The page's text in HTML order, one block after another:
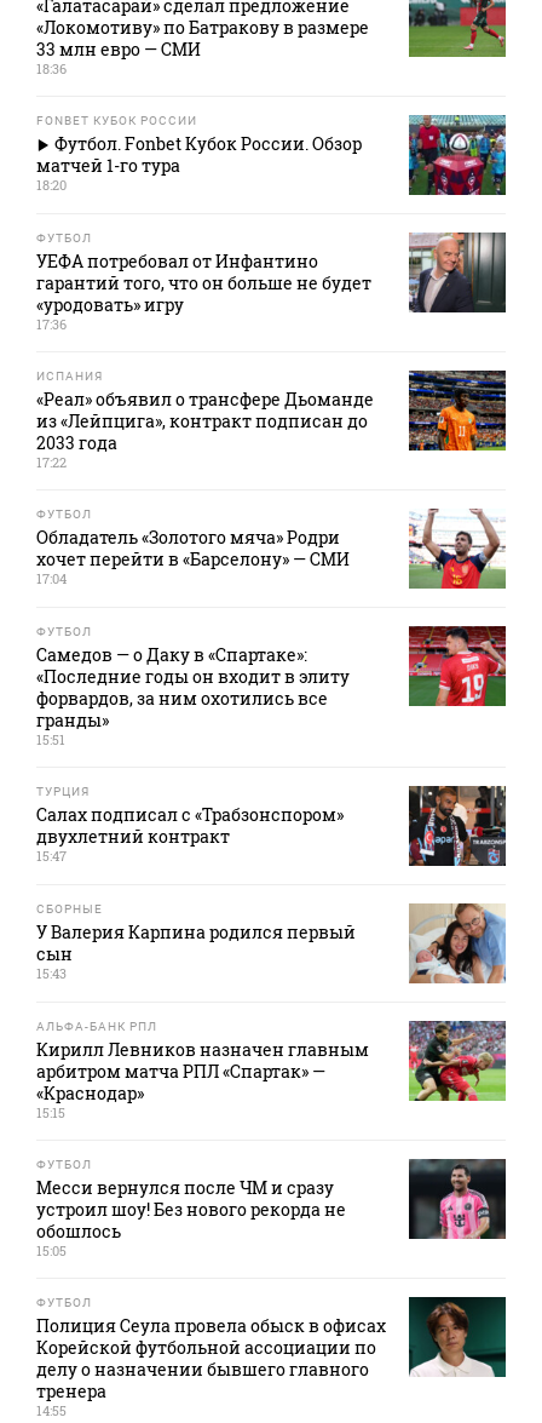
«Галатасарай» сделал предложение
«Локомотиву» по Батракову в размере
33 млн евро — СМИ
18:36
FONBET КУБОК РОССИИ
Футбол. Fonbet Кубок России. Обзор
матчей 1-го тура
18:20
ФУТБОЛ
УЕФА потребовал от Инфантино
гарантий того, что он больше не будет
«уродовать» игру
17:36
ИСПАНИЯ
«Реал» объявил о трансфере Дьоманде
из «Лейпцига», контракт подписан до
2033 года
17:22
ФУТБОЛ
Обладатель «Золотого мяча» Родри
хочет перейти в «Барселону» — СМИ
17:04
ФУТБОЛ
Самедов — о Даку в «Спартаке»:
«Последние годы он входит в элиту
форвардов, за ним охотились все
гранды»
15:51
ТУРЦИЯ
Салах подписал с «Трабзонспором»
двухлетний контракт
15:47
СБОРНЫЕ
У Валерия Карпина родился первый
сын
15:43
АЛЬФА-БАНК РПЛ
Кирилл Левников назначен главным
арбитром матча РПЛ «Спартак» —
«Краснодар»
15:15
ФУТБОЛ
Месси вернулся после ЧМ и сразу
устроил шоу! Без нового рекорда не
обошлось
15:05
ФУТБОЛ
Полиция Сеула провела обыск в офисах
Корейской футбольной ассоциации по
делу о назначении бывшего главного
тренера
14:55